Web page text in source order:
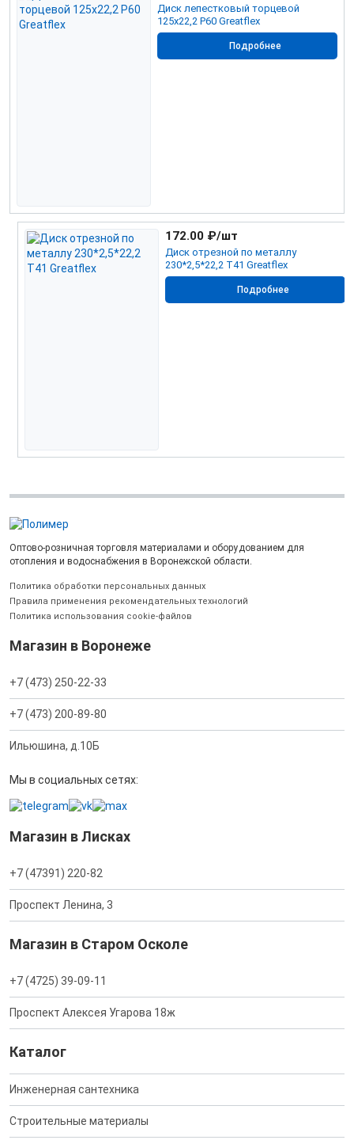
Диск лепестковый торцевой
125х22,2 Р60 Greatflex
Подробнее
Диск отрезной по металлу
230*2,5*22,2 Т41 Greatflex
172.00 ₽/шт
Подробнее
Оптово-розничная торговля материалами и оборудованием для
отопления и водоснабжения в Воронежской области.
Политика обработки персональных данных
Правила применения рекомендательных технологий
Политика использования cookie-файлов
Магазин в Воронеже
+7 (473) 250-22-33
+7 (473) 200-89-80
Ильюшина, д.10Б
Мы в социальных сетях:
Магазин в Лисках
+7 (47391) 220-82
Проспект Ленина, 3
Магазин в Старом Осколе
+7 (4725) 39-09-11
Проспект Алексея Угарова 18ж
Каталог
Инженерная сантехника
Строительные материалы